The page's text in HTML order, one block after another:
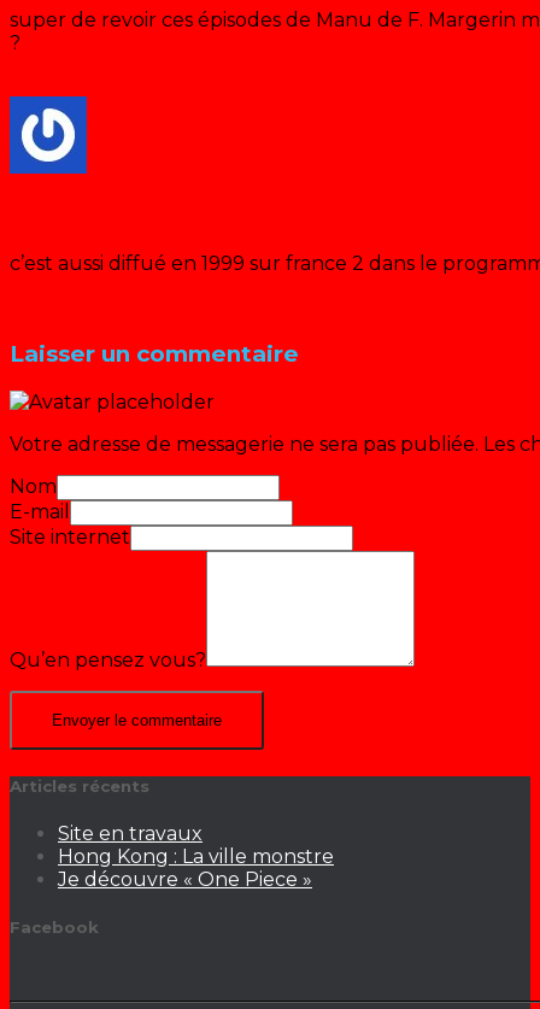
super de revoir ces épisodes de Manu de F. Margerin
?
c’est aussi diffué en 1999 sur france 2 dans le
Laisser un commentaire
Votre adresse de messagerie ne sera pas publiée. Les
Nom
E-mail
Site internet
Qu’en pensez vous?
Articles récents
Site en travaux
Hong Kong : La ville monstre
Je découvre « One Piece »
Facebook